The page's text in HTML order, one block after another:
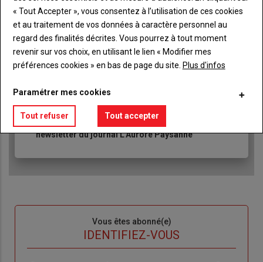
Lien JE M'ABONNE
à
numérique, sur tous les supports
Ne manquez aucune information grâce à la
newsletter du journal L'Aurore Paysanne
Vous êtes abonné(e)
IDENTIFIEZ-VOUS
« Tout Accepter », vous consentez à l’utilisation de ces cookies
et au traitement de vos données à caractère personnel au
regard des finalités décrites. Vous pourrez à tout moment
revenir sur vos choix, en utilisant le lien « Modifier mes
préférences cookies » en bas de page du site. Plus d'infos
Paramétrer mes cookies
Tout refuser Tout accepter